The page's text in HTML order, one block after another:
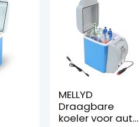
MELLYD
Draagbare
koeler voor auto,